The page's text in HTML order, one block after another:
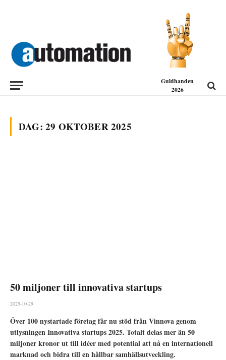
Guldhanden
2026
DAG: 29 OKTOBER 2025
50 miljoner till innovativa startups
2025-10-29
Över 100 nystartade företag får nu stöd från Vinnova genom
utlysningen Innovativa startups 2025. Totalt delas mer än 50
miljoner kronor ut till idéer med potential att nå en internationell
marknad och bidra till en hållbar samhällsutveckling.